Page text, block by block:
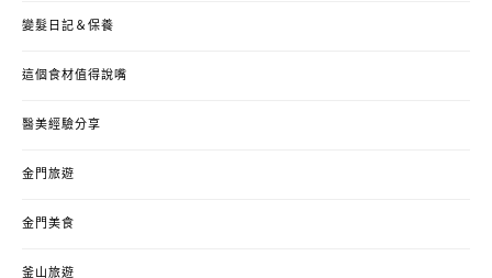
變髮日記＆保養
這個食材值得說嘴
醫美經驗分享
金門旅遊
金門美食
釜山旅遊